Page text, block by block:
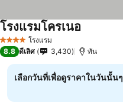
4 ดาว โรงแรม
โรงแรมโครเนอ
8.8 ดีเลิศ 3,430 ทัน
เลือกวันที่เพื่อดูราคาในวันนั้นๆ